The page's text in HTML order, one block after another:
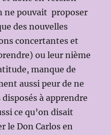
ne pouvait proposer
des nouvelles
concertantes et
ou leur nième
manque de
aussi peur de ne
à apprendre
ce qu’on disait
le Don Carlos en